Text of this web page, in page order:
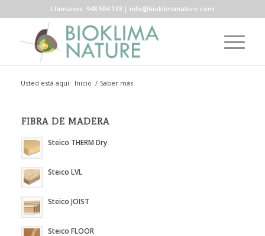
Llámanos: 948 504 133 | info@bioklimanature.com
Usted está aquí: Inicio / Saber más
FIBRA DE MADERA
Steico THERM Dry
Steico LVL
Steico JOIST
Steico FLOOR